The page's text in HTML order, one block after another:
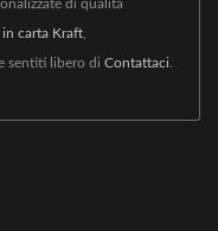
di qualità
in carta Kraft
sentiti libero di Contattaci